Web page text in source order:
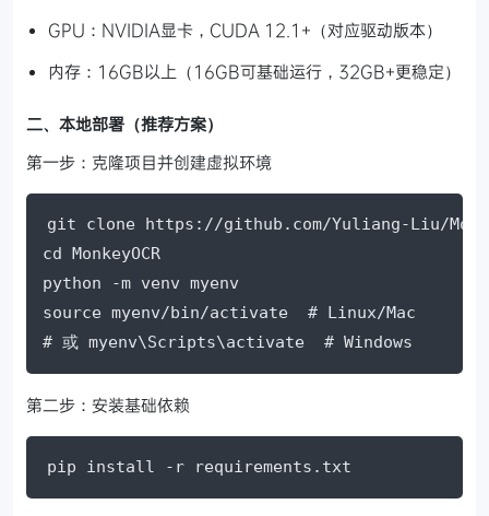
GPU：NVIDIA显卡，CUDA 12.1+（对应驱动版本）
内存：16GB以上（16GB可基础运行，32GB+更稳定）
二、本地部署（推荐方案）
第一步：克隆项目并创建虚拟环境
git clone https://github.com/Yuliang-Liu/
cd MonkeyOCR
python -m venv myenv
source myenv/bin/activate  # Linux/Mac
# 或 myenv\Scripts\activate  # Windows
第二步：安装基础依赖
pip install -r requirements.txt